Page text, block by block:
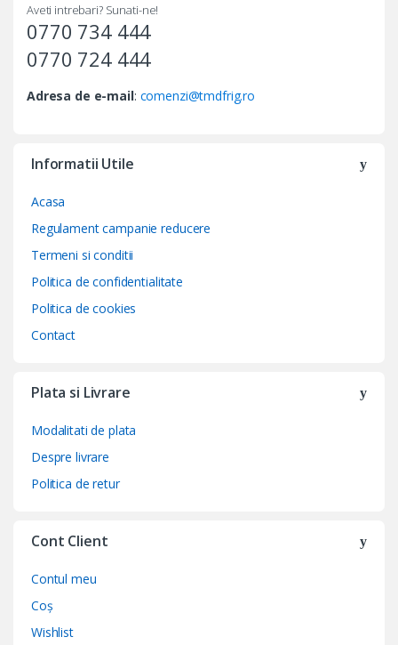
Aveti intrebari? Sunati-ne!
0770 734 444
0770 724 444
Adresa de e-mail: comenzi@tmdfrig.ro
Informatii Utile
Acasa
Regulament campanie reducere
Termeni si conditii
Politica de confidentialitate
Politica de cookies
Contact
Plata si Livrare
Modalitati de plata
Despre livrare
Politica de retur
Cont Client
Contul meu
Coș
Wishlist